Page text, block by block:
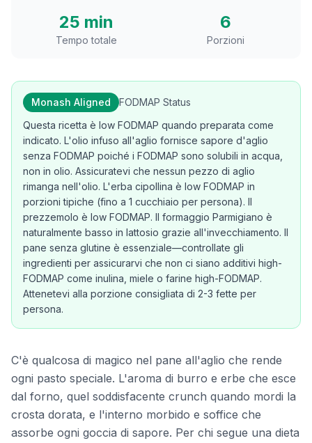
25 min
Tempo totale
6
Porzioni
Monash Aligned
FODMAP Status
Questa ricetta è low FODMAP quando preparata come
indicato. L'olio infuso all'aglio fornisce sapore d'aglio
senza FODMAP poiché i FODMAP sono solubili in acqua,
non in olio. Assicuratevi che nessun pezzo di aglio
rimanga nell'olio. L'erba cipollina è low FODMAP in
porzioni tipiche (fino a 1 cucchiaio per persona). Il
prezzemolo è low FODMAP. Il formaggio Parmigiano è
naturalmente basso in lattosio grazie all'invecchiamento. Il
pane senza glutine è essenziale—controllate gli
ingredienti per assicurarvi che non ci siano additivi high-
FODMAP come inulina, miele o farine high-FODMAP.
Attenetevi alla porzione consigliata di 2-3 fette per
persona.
C'è qualcosa di magico nel pane all'aglio che rende
ogni pasto speciale. L'aroma di burro e erbe che esce
dal forno, quel soddisfacente crunch quando mordi la
crosta dorata, e l'interno morbido e soffice che
assorbe ogni goccia di sapore. Per chi segue una dieta